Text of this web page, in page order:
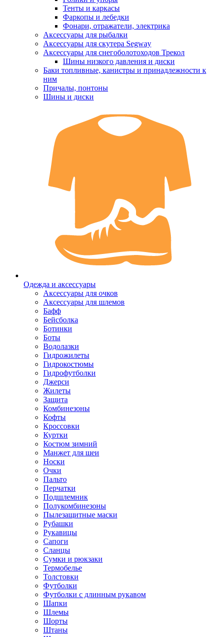
Тенты и каркасы
Фаркопы и лебедки
Фонари, отражатели, электрика
Аксессуары для рыбалки
Аксессуары для скутера Segway
Аксессуары для снегоболотоходов Трекол
Шины низкого давления и диски
Баки топливные, канистры и принадлежности к
ним
Причалы, понтоны
Шины и диски
Одежда и аксессуары
Аксессуары для очков
Аксессуары для шлемов
Бафф
Бейсболка
Ботинки
Боты
Водолазки
Гидрожилеты
Гидрокостюмы
Гидрофутболки
Джерси
Жилеты
Защита
Комбинезоны
Кофты
Кроссовки
Куртки
Костюм зимний
Манжет для шеи
Носки
Очки
Пальто
Перчатки
Подшлемник
Полукомбинезоны
Пылезащитные маски
Рубашки
Рукавицы
Сапоги
Сланцы
Сумки и рюкзаки
Термобелье
Толстовки
Футболки
Футболки с длинным рукавом
Шапки
Шлемы
Шорты
Штаны